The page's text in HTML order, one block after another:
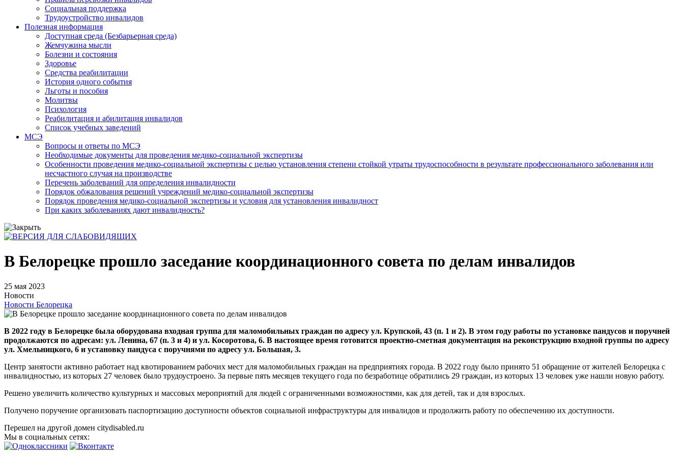
Социальная поддержка
Трудоустройство инвалидов
Полезная информация
Доступная среда (Безбарьерная среда)
Жемчужина мысли
Болезни и состояния
Здоровье
Средства реабилитации
История одного события
Льготы и пособия
Молитвы
Психология
Реабилитация и абилитация инвалидов
Список учебных заведений
МСЭ
Вопросы и ответы по МСЭ
Необходимые документы для проведения медико-социальной экспертизы
Особенности проведения медико-социальной экспертизы с целью установления степени стойкой утраты трудоспособности в результате профессионального заболевания или
несчастного случая на производстве
Перечень заболеваний для определения инвалидности
Порядок обжалования решений учреждений медико-социальной экспертизы
Порядок проведения медико-социальной экспертизы и условия для установления инвалидност
При каких заболеваниях дают инвалидность?
В Белорецке прошло заседание координационного совета по делам инвалидов
25 мая 2023
Новости
Новости Белорецка
В 2022 году в Белорецке была оборудована входная группа для маломобильных граждан по адресу ул. Крупской, 43 (п. 1 и 2). В этом году работы по установке пандусов и поручней
продолжаются по адресам: ул. Ленина, 67 (п. 3 и 4) и ул. Косоротова, 6. В настоящее время готовится проектно-сметная документация на реконструкцию входной группы по адресу
ул. Хмельницкого, 6 и установку пандуса с поручнями по адресу ул. Большая, 3.
Центр занятости активно работает над квотированием рабочих мест для маломобильных граждан на предприятиях города. В 2022 году было принято 51 обращение от жителей Белорецка с
инвалидностью, из которых 27 человек было трудоустроено. За первые пять месяцев текущего года по безработице обратились 29 граждан, из которых 13 человек уже нашли новую работу.
Решено увеличить количество культурных и массовых мероприятий для людей с ограниченными возможностями, как для детей, так и для взрослых.
Получено поручение организовать паспортизацию доступности объектов социальной инфраструктуры для инвалидов и продолжить работу по обеспечению их доступности.
Перешел на другой домен citydisabled.ru
Мы в социальных сетях: